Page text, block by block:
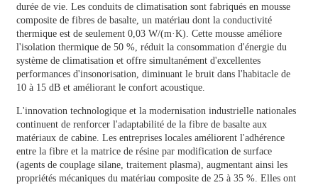
durée de vie. Les conduits de climatisation sont fabriqués en mousse
composite de fibres de basalte, un matériau dont la conductivité
thermique est de seulement 0,03 W/(m·K). Cette mousse améliore
l'isolation thermique de 50 %, réduit la consommation d'énergie du
système de climatisation et offre simultanément d'excellentes
performances d'insonorisation, diminuant le bruit dans l'habitacle de
10 à 15 dB et améliorant le confort acoustique.
L'innovation technologique et la modernisation industrielle nationales
continuent de renforcer l'adaptabilité de la fibre de basalte aux
matériaux de cabine. Les entreprises locales améliorent l'adhérence
entre la fibre et la matrice de résine par modification de surface
(agents de couplage silane, traitement plasma), augmentant ainsi les
propriétés mécaniques du matériau composite de 25 à 35 %. Elles ont